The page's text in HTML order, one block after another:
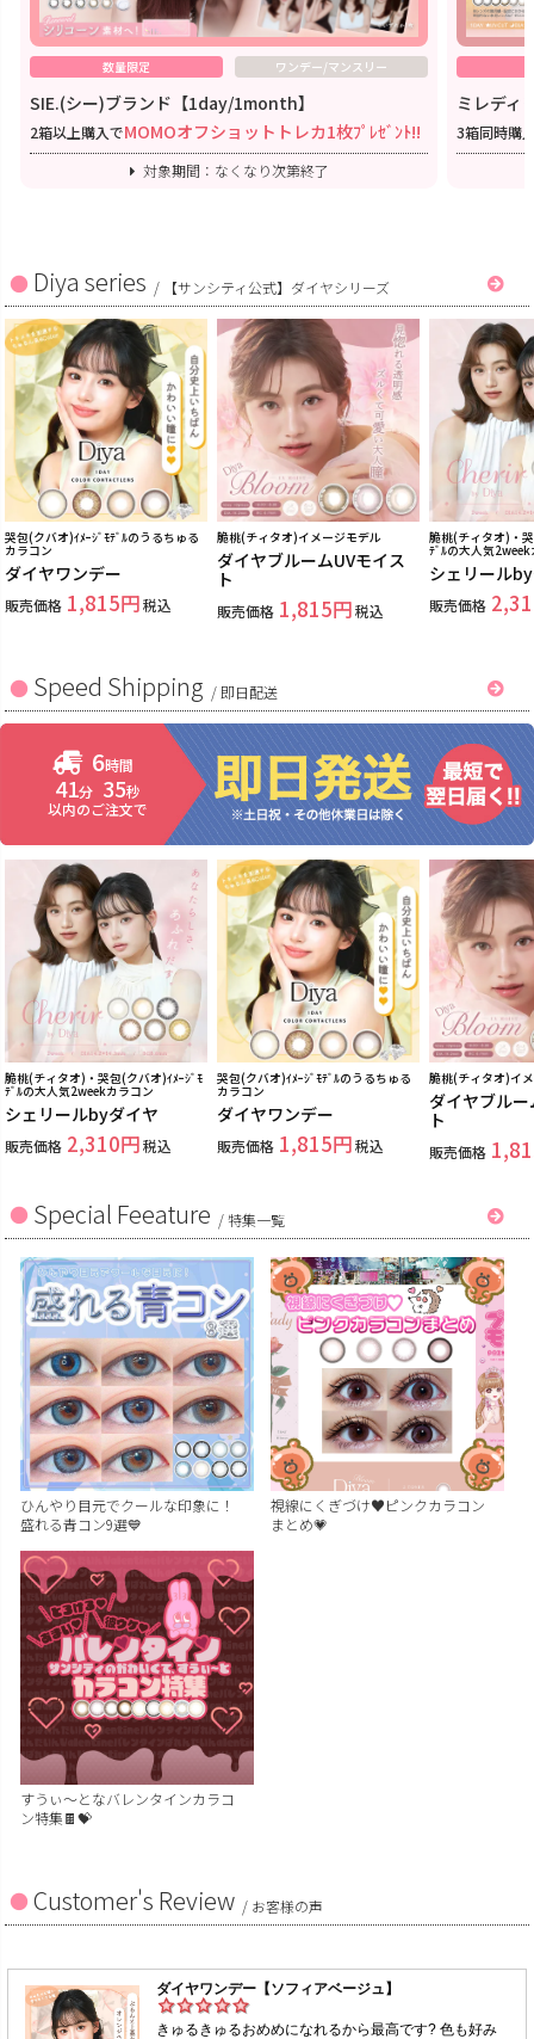
数量限定 ワンデー/マンスリー
SIE.(シー)ブランド【1day/1month】
2箱以上購入でMOMOオフショットトレカ1枚ﾌﾟﾚｾﾞﾝﾄ!!
対象期間：なくなり次第終了
ミレディ
3箱同時購
Diya series / 【サンシティ公式】ダイヤシリーズ
哭包(クバオ)ｲﾒｰｼﾞﾓﾃﾞﾙのうるちゅる
カラコン
ダイヤワンデー
販売価格 1,815 税込
脆桃(チィタオ)イメージモデル
ダイヤブルームUVモイス
ト
販売価格 1,815 税込
脆桃(チィタオ)・
ﾃﾞﾙの大人気2week
シェリール
販売価格
Speed Shipping / 即日配送
6時間
41分 34秒
以内のご注文で
脆桃(チィタオ)・哭包(クバオ)ｲﾒｰｼﾞﾓ
ﾃﾞﾙの大人気2weekカラコン
シェリールbyダイヤ
販売価格 2,310 税込
哭包(クバオ)ｲﾒｰｼﾞﾓﾃﾞﾙのうるちゅる
カラコン
ダイヤワンデー
販売価格 1,815 税込
脆桃(チィタオ)イ
ダイヤブル
ト
販売価格
Special Feeature /特集一覧
ひんやり目元でクールな印象に！
盛れる青コン9選💙
視線にくぎづけ♥ピンクカラコン
まとめ💗
すうぃ～となバレンタインカラコ
ン特集🍫💝
Customer's Review / お客様の声